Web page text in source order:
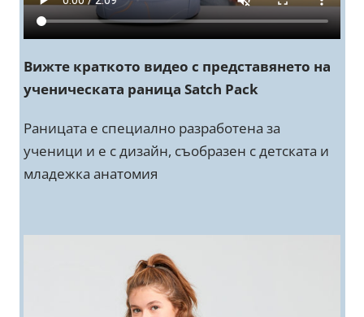
Вижте краткото видео с представянето на
ученическата раница Satch Pack
Раницата е специално разработена за
ученици и е с дизайн, съобразен с детската и
младежка анатомия